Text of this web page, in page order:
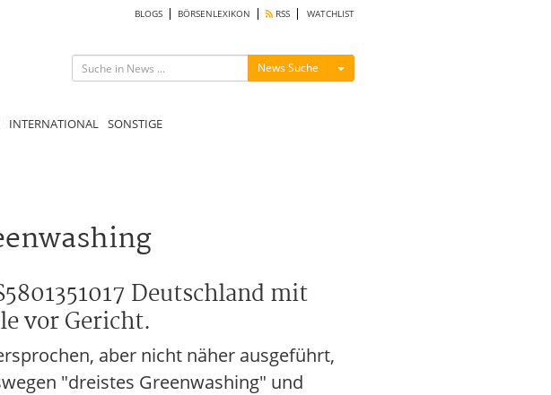
BLOGS BÖRSENLEXIKON RSS WATCHLIST
News Suche Menü ein-/ausblenden
INTERNATIONAL SONSTIGE
Deutschland mit
vor Gericht.
aber nicht näher ausgeführt,
"dreistes Greenwashing" und